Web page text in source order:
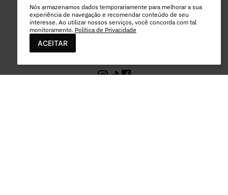
Nós armazenamos dados temporariamente para melhorar a sua
experiência de navegação e recomendar conteúdo de seu
interesse. Ao utilizar nossos serviços, você concorda com tal
monitoramento. Política de Privacidade
ACEITAR